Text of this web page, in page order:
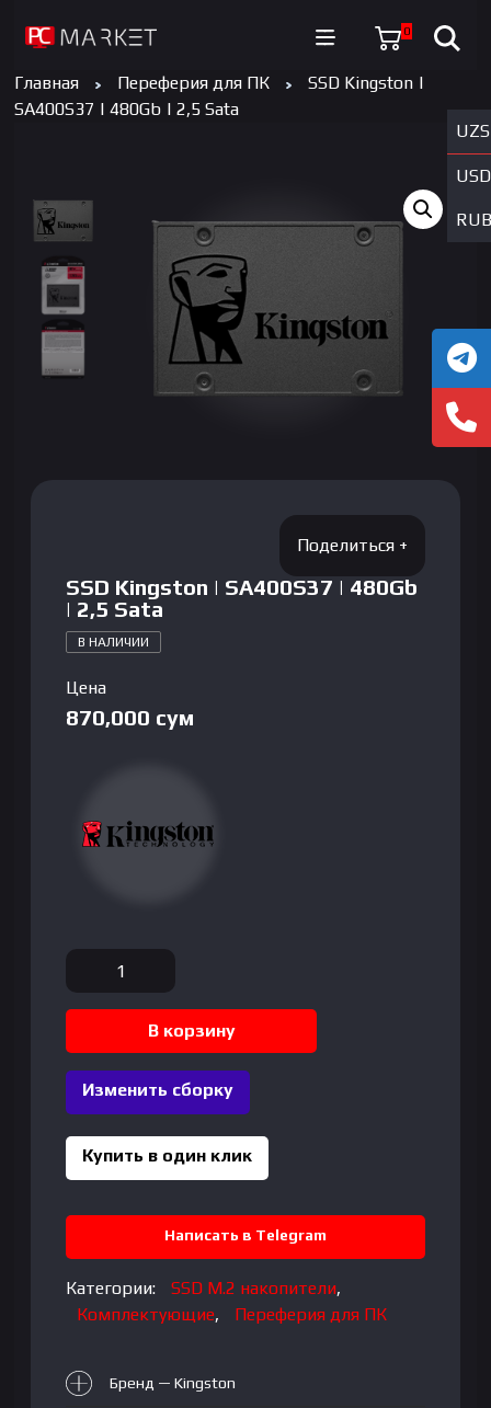
0
UZS
USD
RUB
Главная Переферия для ПК
SSD Kingston |
SA400S37 | 480Gb | 2,5 Sata
SSD Kingston | SA400S37 | 480Gb
| 2,5 Sata
В НАЛИЧИИ
Цена
870,000 сум
Количество
товара
SSD
|
SA400S37
|
480Gb
|
Sata
В корзину
Изменить сборку
Купить в один клик
Написать в Telegram
Категории: SSD M.2 накопители,
Комплектующие, Переферия для ПК
Бренд — Kingston